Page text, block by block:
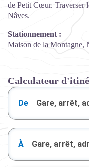
de Petit Cœur. Traverser
Nâves.
Stationnement :
Maison de la Montagne,
Calculateur
De
À